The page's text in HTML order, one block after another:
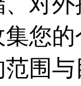
您
围